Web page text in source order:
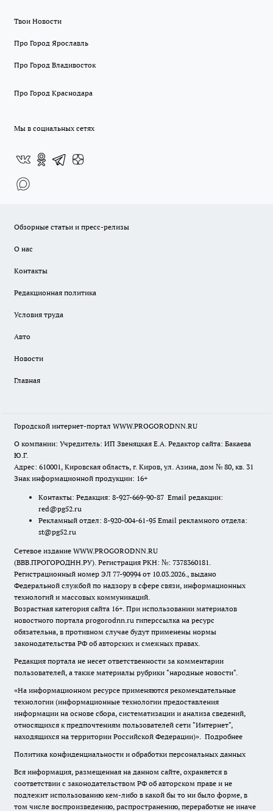
Твои Новости
Про Город Ярославль
Про Город Владивосток
Про Город Краснодара
Мы в социальных сетях
Обзорные статьи и пресс-релизы
О нас
Контакты
Редакционная политика
Условия труда
Авто
Новости
Главная
Городской интернет-портал WWW.PROGORODNN.RU
О компании: Учредитель: ИП Звеняцкая Е.А. Редактор сайта: Бакаева
Ю.Г.
Адрес: 610001, Кировская область, г. Киров, ул. Азина, дом № 80, кв. 31
Знак информационной продукции: 16+
Контакты: Редакция: 8-927-669-90-87 Email редакции:
red@pg52.ru
Рекламный отдел: 8-920-004-61-95 Email рекламного отдела:
st@pg52.ru
Сетевое издание WWW.PROGORODNN.RU
(ВВВ.ПРОГОРОДНН.РУ). Регистрация РКН: №: 7378360181.
Регистрационный номер ЭЛ 77-90994 от 10.03.2026., выдано
Федеральной службой по надзору в сфере связи, информационных
технологий и массовых коммуникаций.
Возрастная категория сайта 16+. При использовании материалов
новостного портала progorodnn.ru гиперссылка на ресурс
обязательна, в противном случае будут применены нормы
законодательства РФ об авторских и смежных правах.
Редакция портала не несет ответственности за комментарии
пользователей, а также материалы рубрики "народные новости".
«На информационном ресурсе применяются рекомендательные
технологии (информационные технологии предоставления
информации на основе сбора, систематизации и анализа сведений,
относящихся к предпочтениям пользователей сети "Интернет",
находящихся на территории Российской Федерации)». Подробнее
Политика конфиденциальности и обработки персональных данных
Вся информация, размещенная на данном сайте, охраняется в
соответствии с законодательством РФ об авторском праве и не
подлежит использованию кем-либо в какой бы то ни было форме, в
том числе воспроизведению, распространению, переработке не иначе